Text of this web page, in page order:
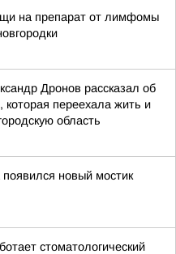
на препарат от лимфомы
Дронов рассказал об
которая переехала жить и
область
новый мостик
стоматологический